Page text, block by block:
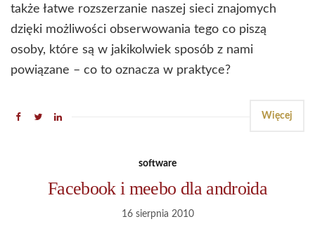
także łatwe rozszerzanie naszej sieci znajomych
dzięki możliwości obserwowania tego co piszą
osoby, które są w jakikolwiek sposób z nami
powiązane – co to oznacza w praktyce?
Więcej
software
Facebook i meebo dla androida
16 sierpnia 2010